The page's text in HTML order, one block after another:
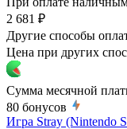
2 681 ₽
Другие способы
Цена при других
Сумма месячной
80 бонусов
Игра Stray (Nintendo